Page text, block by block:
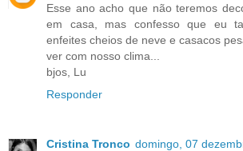
Esse ano acho que não teremos
em casa, mas confesso que eu
enfeites cheios de neve e casacos
ver com nosso clima...
bjos, Lu
Responder
Cristina Tronco domingo, 07